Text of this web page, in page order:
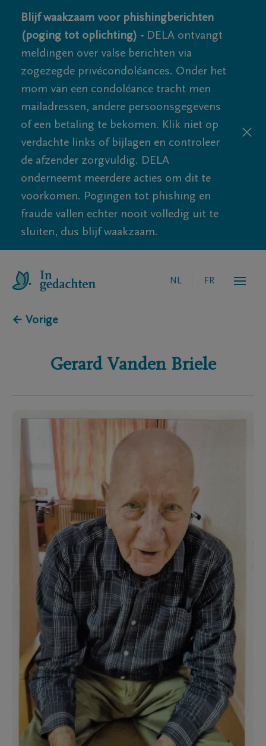
Blijf waakzaam voor phishingberichten
(poging tot oplichting) - DELA ontvangt
meldingen over valse berichten via
zogezegde privécondoléances. Onder het
mom van een condoléance tracht men
mailadressen, andere persoonsgegevens
of een betaling te bekomen. Klik niet op
verdachte links of bijlagen en controleer
de afzender zorgvuldig. DELA
onderneemt meerdere acties om dit te
voorkomen. Pogingen tot phishing en
fraude vallen echter nooit volledig uit te
sluiten, dus blijf waakzaam.
NL FR
← Vorige
Gerard Vanden Briele